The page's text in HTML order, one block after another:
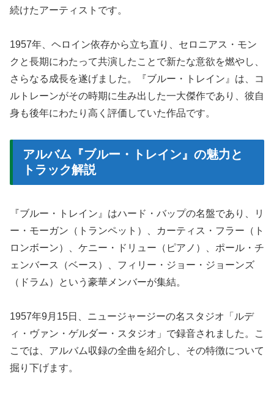
続けたアーティストです。
1957年、ヘロイン依存から立ち直り、セロニアス・モン
クと長期にわたって共演したことで新たな意欲を燃やし、
さらなる成長を遂げました。『ブルー・トレイン』は、コ
ルトレーンがその時期に生み出した一大傑作であり、彼自
身も後年にわたり高く評価していた作品です。
アルバム『ブルー・トレイン』の魅力と
トラック解説
『ブルー・トレイン』はハード・バップの名盤であり、リ
ー・モーガン（トランペット）、カーティス・フラー（ト
ロンボーン）、ケニー・ドリュー（ピアノ）、ポール・チ
ェンバース（ベース）、フィリー・ジョー・ジョーンズ
（ドラム）という豪華メンバーが集結。
1957年9月15日、ニュージャージーの名スタジオ「ルデ
ィ・ヴァン・ゲルダー・スタジオ」で録音されました。こ
こでは、アルバム収録の全曲を紹介し、その特徴について
掘り下げます。